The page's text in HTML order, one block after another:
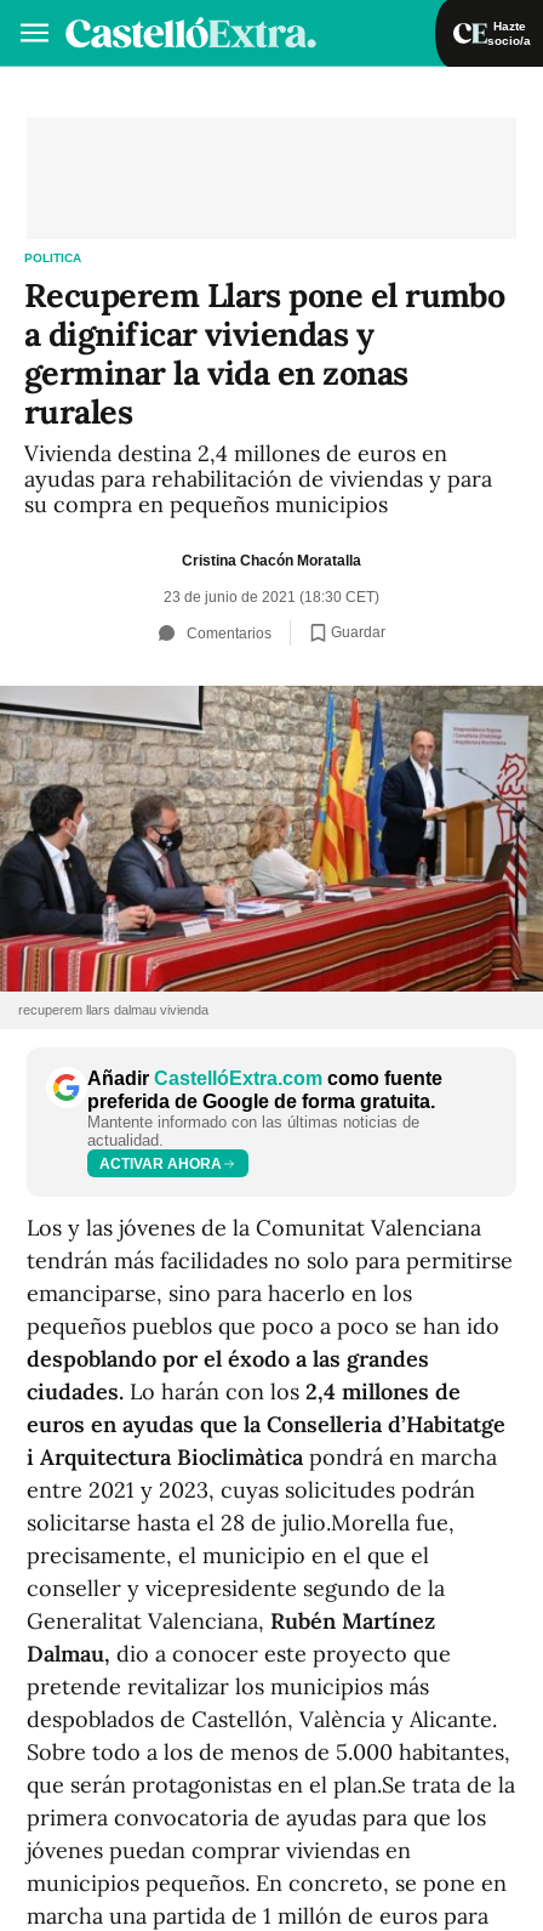
Hazte
socio/a
POLITICA
Recuperem Llars pone el rumbo
a dignificar viviendas y
germinar la vida en zonas
rurales
Vivienda destina 2,4 millones de euros en
ayudas para rehabilitación de viviendas y para
su compra en pequeños municipios
Cristina Chacón Moratalla
23 de junio de 2021 (18:30 CET)
Comentarios Guardar
recuperem llars dalmau vivienda
Añadir CastellóExtra.com como fuente
preferida de Google de forma gratuita.
Mantente informado con las últimas noticias de
actualidad.
ACTIVAR AHORA
Los y las jóvenes de la Comunitat Valenciana
tendrán más facilidades no solo para permitirse
emanciparse, sino para hacerlo en los
pequeños pueblos que poco a poco se han ido
despoblando por el éxodo a las grandes
ciudades. Lo harán con los 2,4 millones de
euros en ayudas que la Conselleria d’Habitatge
i Arquitectura Bioclimàtica pondrá en marcha
entre 2021 y 2023, cuyas solicitudes podrán
solicitarse hasta el 28 de julio.Morella fue,
precisamente, el municipio en el que el
conseller y vicepresidente segundo de la
Generalitat Valenciana, Rubén Martínez
Dalmau, dio a conocer este proyecto que
pretende revitalizar los municipios más
despoblados de Castellón, València y Alicante.
Sobre todo a los de menos de 5.000 habitantes,
que serán protagonistas en el plan.Se trata de la
primera convocatoria de ayudas para que los
jóvenes puedan comprar viviendas en
municipios pequeños. En concreto, se pone en
marcha una partida de 1 millón de euros para